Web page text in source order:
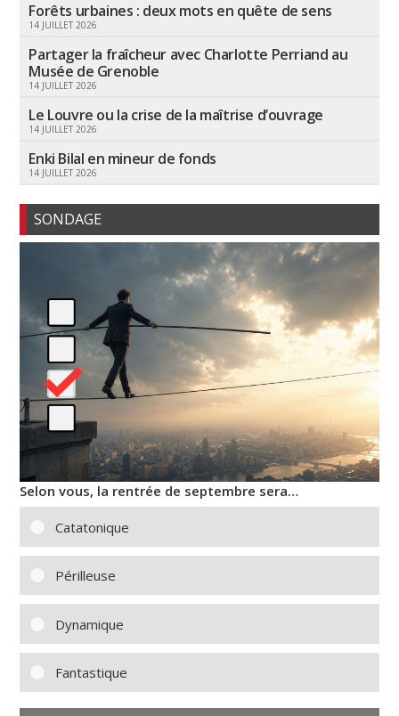
Forêts urbaines : deux mots en quête de sens
14 JUILLET 2026
Partager la fraîcheur avec Charlotte Perriand au
Musée de Grenoble
14 JUILLET 2026
Le Louvre ou la crise de la maîtrise d’ouvrage
14 JUILLET 2026
Enki Bilal en mineur de fonds
14 JUILLET 2026
SONDAGE
Selon vous, la rentrée de septembre sera…
Catatonique
Périlleuse
Dynamique
Fantastique